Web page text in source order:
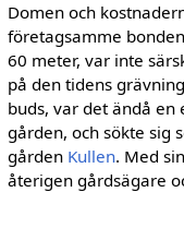
Domen och
företagsamme
60 meter, var inte
på den tidens
buds, var det ändå en
gården, och sökte sig
gården Kullen. Med
återigen gårdsägare